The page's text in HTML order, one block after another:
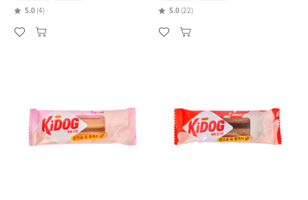
5.0 (4)
5.0 (22)